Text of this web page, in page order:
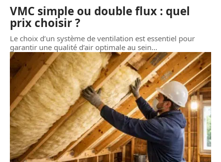
VMC simple ou double flux : quel
prix choisir ?
Le choix d’un système de ventilation est essentiel pour
garantir une qualité d’air optimale au sein…